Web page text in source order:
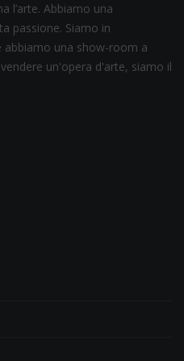
l’arte. Abbiamo una
passione. Siamo in
abbiamo una show-room a
un'opera d'arte, siamo il